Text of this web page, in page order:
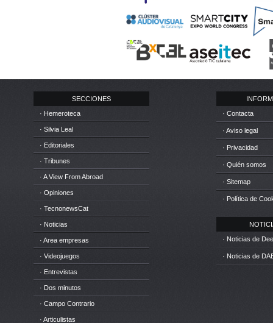
SECCIONES
· Hemeroteca
· Silvia Leal
· Editoriales
· Tribunes
· A View From Abroad
· Opiniones
· TecnonewsCat
· Noticias
· Area empresas
· Videojuegos
· Entrevistas
· Dos minutos
· Campo Contrario
· Articulistas
· Contacta
· Aviso legal
· Privacidad
· Quién somos
· Sitemap
· Política de
· Noticias de
· Noticias de